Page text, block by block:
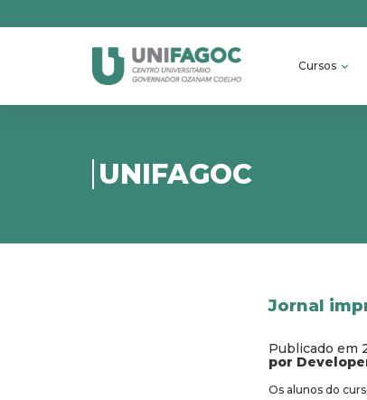
Cursos
UNIFAGOC
Jornal
Publicado em
por
Os alunos do